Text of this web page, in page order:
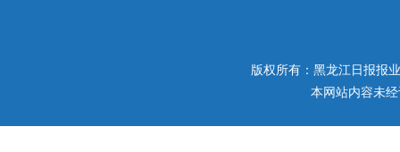
版权所有：黑龙江日报报
本网站内容未